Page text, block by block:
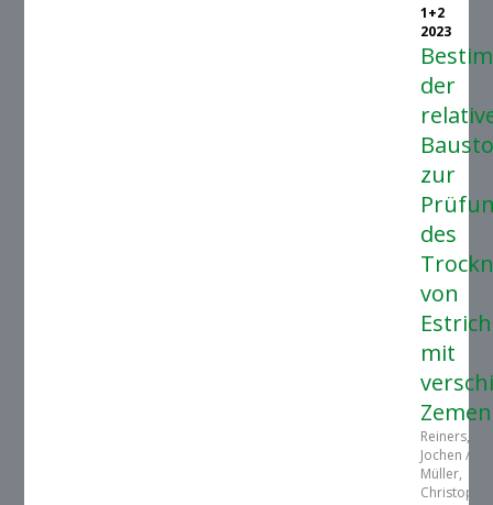
1+2
2023
der
zur
des
von
Estrich
mit
Reiners,
Jochen /
Müller,
Christoph